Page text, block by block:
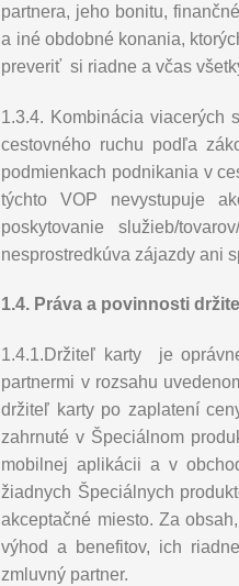
partnera, jeho bonitu,
a iné obdobné konania,
preveriť si riadne a včas
1.3.4. Kombinácia viacerých
cestovného ruchu podľa
podmienkach podnikania v
týchto VOP nevystupuje
poskytovanie služieb/
nesprostredkúva zájazdy ani
1.4. Práva a povinnosti
1.4.1.Držiteľ karty je
partnermi v rozsahu
držiteľ karty po zaplatení
zahrnuté v Špeciálnom
mobilnej aplikácii a v
žiadnych Špeciálnych
akceptačné miesto. Za
výhod a benefitov, ich
zmluvný partner.